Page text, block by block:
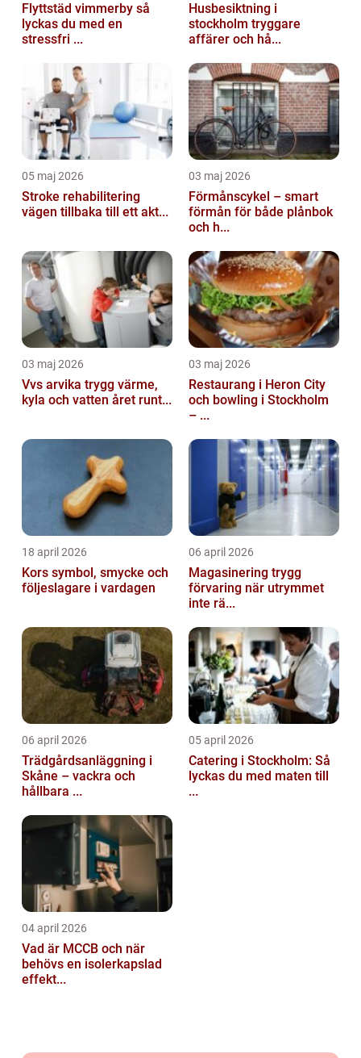
Flyttstäd vimmerby så
lyckas du med en
stressfri ...
Husbesiktning i
stockholm tryggare
affärer och hå...
05 maj 2026
Stroke rehabilitering
vägen tillbaka till ett akt...
03 maj 2026
Förmånscykel – smart
förmån för både plånbok
och h...
03 maj 2026
Vvs arvika trygg värme,
kyla och vatten året runt...
03 maj 2026
Restaurang i Heron City
och bowling i Stockholm
– ...
18 april 2026
Kors symbol, smycke och
följeslagare i vardagen
06 april 2026
Magasinering trygg
förvaring när utrymmet
inte rä...
06 april 2026
Trädgårdsanläggning i
Skåne – vackra och
hållbara ...
05 april 2026
Catering i Stockholm: Så
lyckas du med maten till
...
04 april 2026
Vad är MCCB och när
behövs en isolerkapslad
effekt...